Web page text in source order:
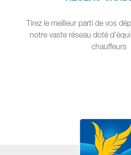
Tirez le meilleur parti de vos
notre vaste réseau doté
chauffeurs